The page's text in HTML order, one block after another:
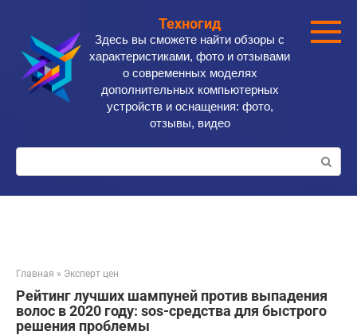
контенту
Техногид
Здесь вы сможете найти обзоры с
характеристиками, фото и отзывами
о современных моделях
дополнительных компьютерных
устройств и оснащения: фото,
отзывы, видео
Поиск:
Главная » Эксперт цен
Рейтинг лучших шампуней против выпадения
волос в 2020 году: sos-средства для быстрого
решения проблемы